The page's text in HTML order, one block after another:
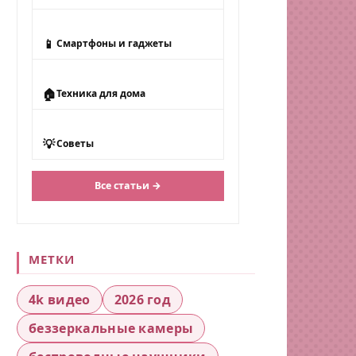
📱 Смартфоны и гаджеты
🏠Техника для дома
💡Советы
Все статьи →
МЕТКИ
4k видео
2026 год
беззеркальные камеры